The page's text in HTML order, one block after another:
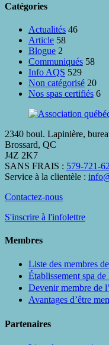
Catégories
Actualités 46
Article 58
Blogue 2
Communiqués 58
Info AQS 529
Non catégorisé 20
Nos spas certifiés 6
2340 boul. Lapinière,
Brossard, QC
J4Z 2K7
SANS FRAIS : 579-721-
Service à la clientèle :
Contactez-nous
S'inscrire à l'infolettre
Membres
Liste des membres
Établissement spa de
Devenir membre de
Avantages d’être
Partenaires